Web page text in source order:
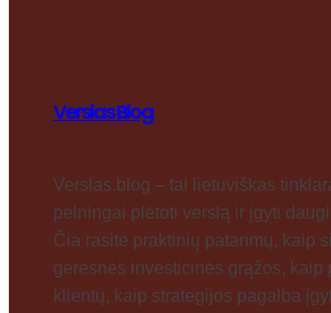
Verslas Blog
Verslas.blog – tai lietuviškas
pelningai plėtoti verslą ir įgyti
Čia rasite praktinių patarimų, kaip
geresnės investicinės grąžos,
klientų, kaip strategijos pagalba